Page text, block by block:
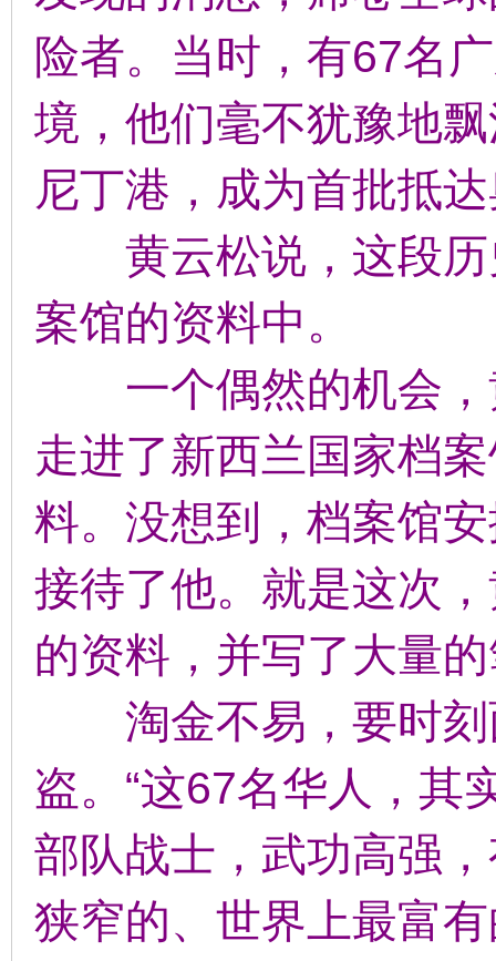
险者。当时，有67名
境，他们毫不犹豫地
尼丁港，成为首批抵
黄云松说，这段历
案馆的资料中。
一个偶然的机会，
走进了新西兰国家档
料。没想到，档案馆
接待了他。就是这次
的资料，并写了大量
淘金不易，要时刻
盗。“这67名华人，其
部队战士，武功高强
狭窄的、世界上最富